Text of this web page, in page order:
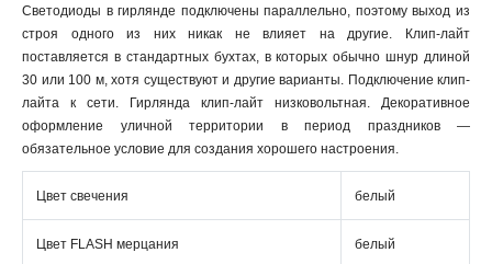
Светодиоды в гирлянде подключены параллельно, поэтому выход из
строя одного из них никак не влияет на другие. Клип-лайт
поставляется в стандартных бухтах, в которых обычно шнур длиной
30 или 100 м, хотя существуют и другие варианты. Подключение клип-
лайта к сети. Гирлянда клип-лайт низковольтная. Декоративное
оформление уличной территории в период праздников —
обязательное условие для создания хорошего настроения.
Цвет свечения белый
Цвет FLASH мерцания белый